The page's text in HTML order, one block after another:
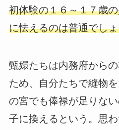
初体験の１６～１７歳
に怯えるのは普通でし
甄嬛たちは内務府から
ため、自分たちで縫物
の宮でも俸禄が足りな
子に換えるという。思